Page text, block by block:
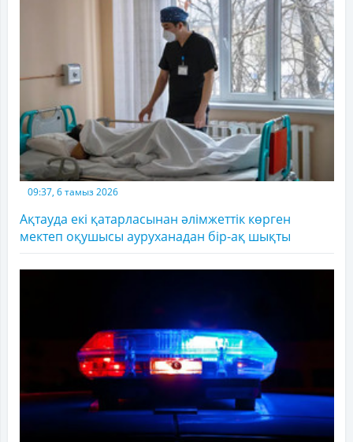
09:37, 6 тамыз 2026
Ақтауда екі қатарласынан әлімжеттік көрген
мектеп оқушысы ауруханадан бір-ақ шықты